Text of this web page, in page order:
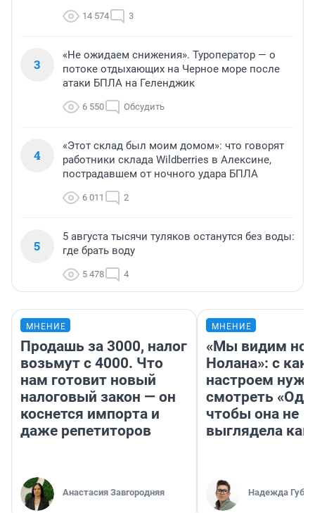
14 574 3
3
«Не ожидаем снижения». Туроператор — о
потоке отдыхающих на Черное море после
атаки БПЛА на Геленджик
6 550 Обсудить
4
«Этот склад был моим домом»: что говорят
работники склада Wildberries в Алексине,
пострадавшем от ночного удара БПЛА
6 011 2
5
5 августа тысячи туляков останутся без воды:
где брать воду
5 478 4
МНЕНИЕ
Продашь за 3000, налог
возьмут с 4000. Что
нам готовит новый
налоговый закон — он
коснется импорта и
даже репетиторов
Анастасия Завгородняя
МНЕНИЕ
«Мы видим
Нолана»: с
настроем
смотреть
чтобы она не
выглядела как
Надежда